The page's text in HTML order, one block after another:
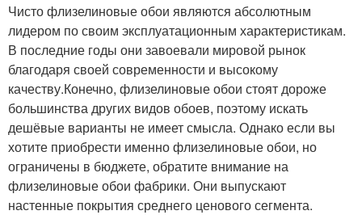
Чисто флизелиновые обои являются абсолютным
лидером по своим эксплуатационным характеристикам.
В последние годы они завоевали мировой рынок
благодаря своей современности и высокому
качеству.Конечно, флизелиновые обои стоят дороже
большинства других видов обоев, поэтому искать
дешёвые варианты не имеет смысла. Однако если вы
хотите приобрести именно флизелиновые обои, но
ограничены в бюджете, обратите внимание на
флизелиновые обои фабрики. Они выпускают
настенные покрытия среднего ценового сегмента.